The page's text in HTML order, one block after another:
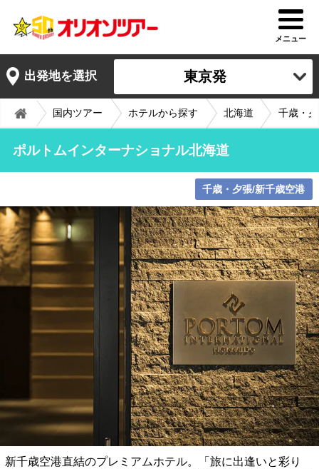
メニュー
出発地を選択 東京発
国内ツアー ホテルから探す 北海道 千歳・
ポルトムインターナショナル北海道
千歳・夕張/新千歳空港
新千歳空港直結のプレミアムホテル。「旅に出逢いと彩り